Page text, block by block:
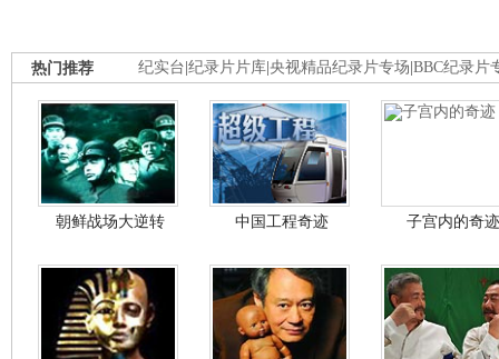
纪实台 纪录片片库 央视精品纪录片专场 BBC纪录片
热门推荐
朝鲜战场大逆转 中国工程奇迹 子宫内的奇迹